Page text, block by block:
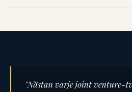
"Nästan varje joint venture-